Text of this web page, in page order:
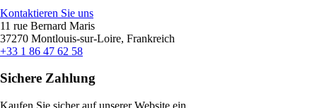
Kontaktieren Sie uns
11 rue Bernard Maris
37270 Montlouis-sur-Loire, Frankreich
+33 1 86 47 62 58
Sichere Zahlung
Kaufen Sie sicher auf unserer Website ein